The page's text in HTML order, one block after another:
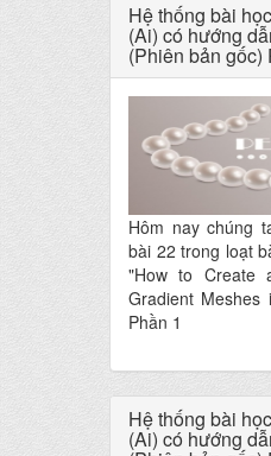
Hệ thống bài
(Ai) có hướng
(Phiên bản gốc)
Hôm nay chúng
bài 22 trong loạt
"How to Create
Gradient Meshes
Phần 1
Hệ thống bài
(Ai) có hướng